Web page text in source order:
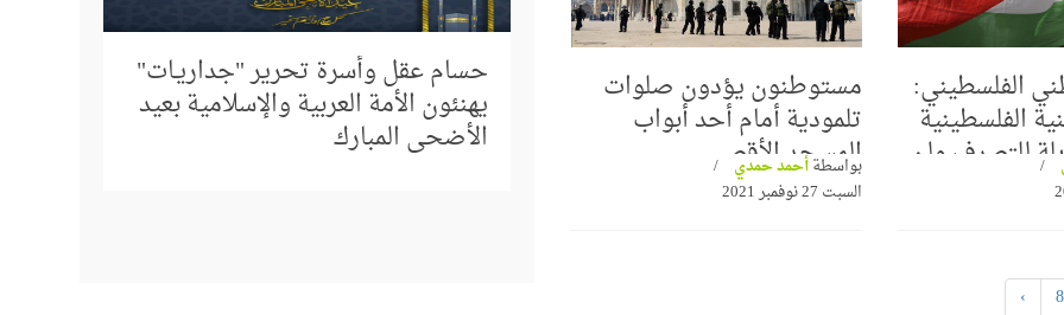
الفلسطيني:
الفلسطينية
للتصرف ولن
مستوطنون يؤدون صلوات
تلمودية أمام أحد أبواب
المسجد الأقصى
بواسطةأحمد حمدي
السبت 27 نوفمبر 2021
›
جداريات ينظم ندوة لمناقشة كتاب
"حوار جديد مع الفكر الإلحادي"
حسام عقل وأسرة تحرير "جداريـات"
يهنئون الأمة العربية والإسلامية بعيد
الأضحى المبارك